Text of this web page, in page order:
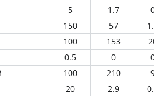
5 1.7
150 57
100 153
0.5 0
100 210
20 2.9